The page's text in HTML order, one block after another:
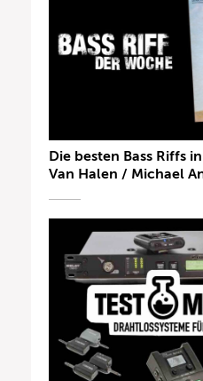
Die besten Bass Riffs
Van Halen / Michael